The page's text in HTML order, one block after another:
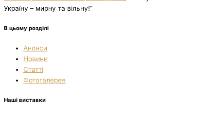
Україну – мирну та вільну!”
В цьому розділі
Анонси
Новини
Статті
Фотогалерея
Наші виставки